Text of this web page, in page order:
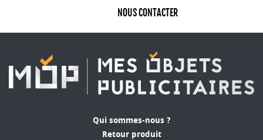
NOUS CONTACTER
Qui sommes-nous ?
Retour produit